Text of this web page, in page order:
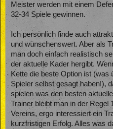
Meister werden mit einem
32-34 Spiele gewinnen.
Ich persönlich finde auch
und wünschenswert. Aber als
man doch einfach realistisch
der aktuelle Kader hergibt.
Kette die beste Option ist (was
Spieler selbst gesagt haben!),
spielen was den besten
Trainer bleibt man in der Regel
Vereins, ergo interessiert ein
kurzfristigen Erfolg. Alles was